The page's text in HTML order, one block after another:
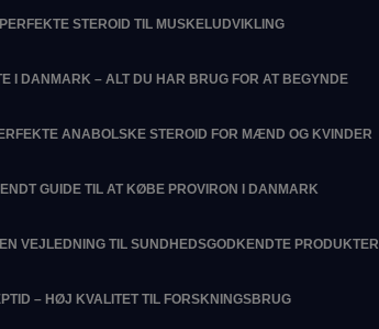
STEROID TIL MUSKELUDVIKLING
I DANMARK – ALT DU HAR BRUG FOR AT BEGYNDE
ANABOLSKE STEROID FOR MÆND OG KVINDER
GUIDE TIL AT KØBE PROVIRON I DANMARK
VEJLEDNING TIL SUNDHEDSGODKENDTE PRODUKTER
– HØJ KVALITET TIL FORSKNINGSBRUG